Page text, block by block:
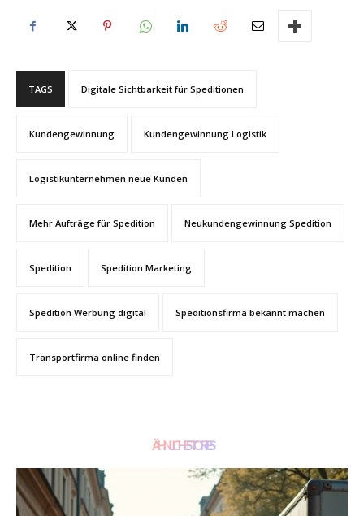
TAGS Digitale Sichtbarkeit für Speditionen
Kundengewinnung Kundengewinnung Logistik
Logistikunternehmen neue Kunden
Mehr Aufträge für Spedition Neukundengewinnung Spedition
Spedition Spedition Marketing
Spedition Werbung digital Speditionsfirma bekannt machen
Transportfirma online finden
ÄHNLICHE STORIES